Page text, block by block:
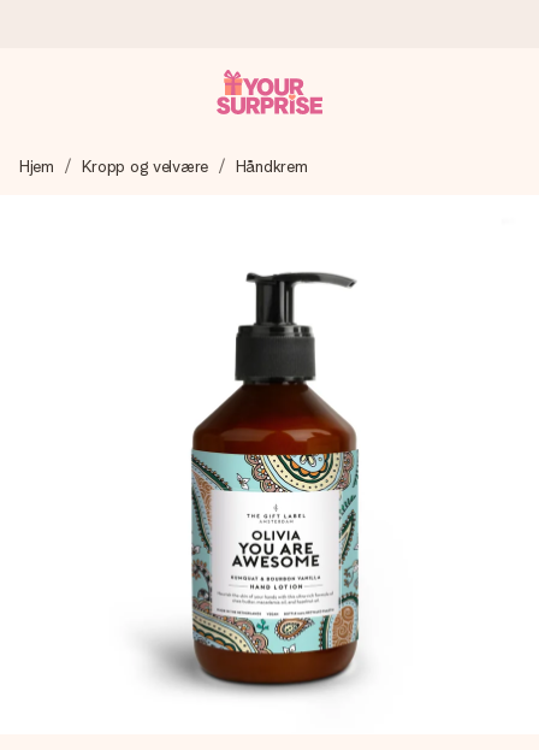
Vi lager dine gaver med omtanke og sender den avgårde så
4,5 (basert på +15 000 anmeldelser)
Gavene våre inspirerer. Kundene gir oss 4,5 på Google
Gratis kort med hilsen
Lag noe unikt med bare noen få steg - med hennes navn,
et bilde av dere eller en beskjed som virkelig berører
hjertet. Ikke noe tull, bare masse kjærlighet i øyeblikket.
Hjem Kropp og velvære Håndkrem